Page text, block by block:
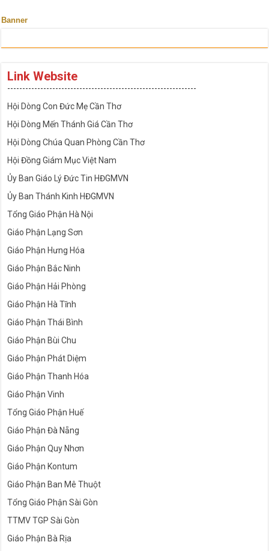
Banner
Link Website
---------------------------------------------------------------
Hội Dòng Con Đức Mẹ Cần Thơ
Hội Dòng Mến Thánh Giá Cần Thơ
Hội Dòng Chúa Quan Phòng Cần Thơ
Hội Đồng Giám Mục Việt Nam
Ủy Ban Giáo Lý Đức Tin HĐGMVN
Ủy Ban Thánh Kinh HĐGMVN
Tổng Giáo Phận Hà Nội
Giáo Phận Lạng Sơn
Giáo Phận Hưng Hóa
Giáo Phận Bắc Ninh
Giáo Phận Hải Phòng
Giáo Phận Hà Tĩnh
Giáo Phận Thái Bình
Giáo Phận Bùi Chu
Giáo Phận Phát Diệm
Giáo Phận Thanh Hóa
Giáo Phận Vinh
Tổng Giáo Phận Huế
Giáo Phận Đà Nẵng
Giáo Phận Quy Nhơn
Giáo Phận Kontum
Giáo Phận Ban Mê Thuột
Tổng Giáo Phận Sài Gòn
TTMV TGP Sài Gòn
Giáo Phận Bà Rịa